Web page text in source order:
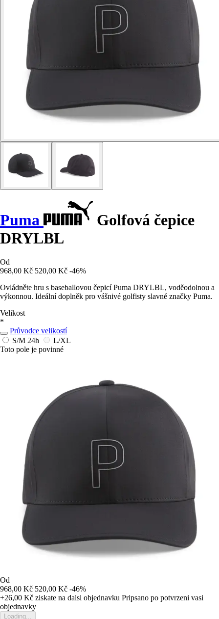
Puma
Golfová čepice
DRYLBL
Od
968,00 Kč 520,00 Kč -46%
Ovládněte hru s baseballovou čepicí Puma DRYLBL, voděodolnou a
výkonnou. Ideální doplněk pro vášnivé golfisty slavné značky Puma.
Velikost
*
Průvodce velikostí
S/M 24h
L/XL
Toto pole je povinné
Od
968,00 Kč 520,00 Kč -46%
+26,00 Kč ziskate na dalsi objednavku Pripsano po potvrzeni vasi
objednavky
Loading...